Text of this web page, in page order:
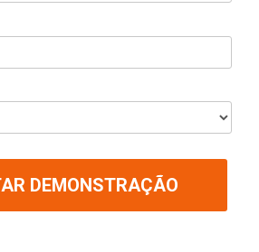
DEMONSTRAÇÃO